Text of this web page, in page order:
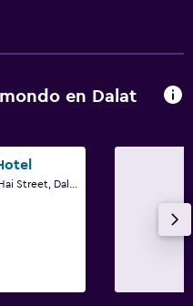
en Dalat